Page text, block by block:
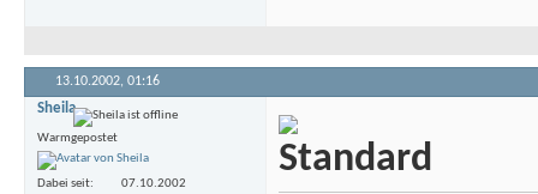
13.10.2002, 01:16
Sheila
Warmgepostet
Dabei seit
07.10.2002